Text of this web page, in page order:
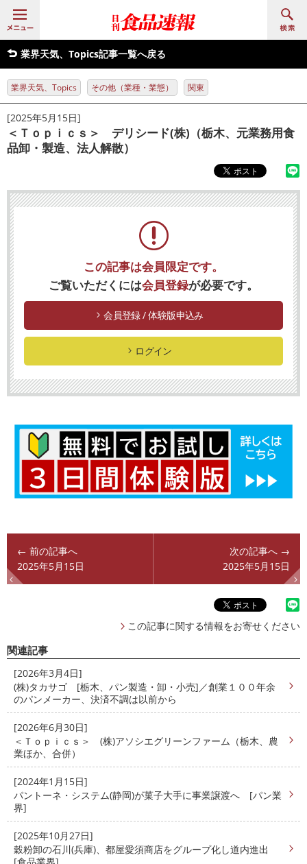
業界天気、Topics記事一覧へ戻る
業界天気、Topics その他（業種・業態） 関東
[2025年5月15日]
＜Ｔｏｐｉｃｓ＞ デリシード(株)（栃木、元業務用食
品卸・製造、法人解散）
この記事は会員限定です。
ご覧いただくには会員登録が必要です。
会員登録 / 体験版申込み
ログイン
← 前の記事へ
2025年5月15日
次の記事へ →
2025年5月15日
この記事に関する情報をお寄せください
関連記事
[2026年3月4日]
(株)タカサゴ [栃木、パン製造・卸・小売]／創業１００年余
のパンメーカー、決済不調は以前から
[2026年6月30日]
＜Ｔｏｐｉｃｓ＞ (株)アソシエグリーンファーム（栃木、農
業ほか、合併）
[2024年1月15日]
パントーネ・システム(静岡)が菓子大手に事業譲渡へ [パン業
界]
[2025年10月27日]
穀粉卸の石川(兵庫)、都屋愛須商店をグループ化し道内進出
[食品業界]